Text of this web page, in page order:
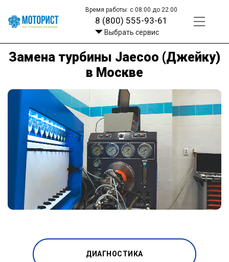
Время работы: с 08:00 до 22:00
8 (800) 555-93-61
Выбрать сервис
Замена турбины Jaecoo (Джейку)
в Москве
ДИАГНОСТИКА